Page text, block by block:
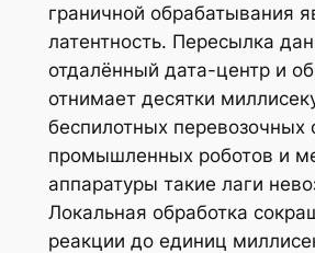
граничной обрабатывания
латентность. Пересылка
отдалённый дата-центр и
отнимает десятки
беспилотных перевозочных
промышленных роботов и
аппаратуры такие лаги
Локальная обработка
реакции до единиц